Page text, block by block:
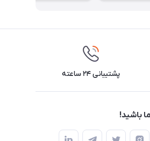
پشتیبانی ۲۴ ساعته
باشید!